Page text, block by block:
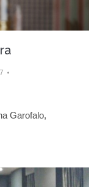
Garofalo,